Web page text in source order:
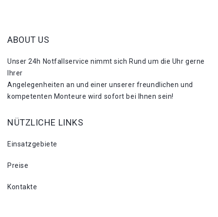
ABOUT US
Unser 24h Notfallservice nimmt sich Rund um die Uhr gerne
Ihrer
Angelegenheiten an und einer unserer freundlichen und
kompetenten Monteure wird sofort bei Ihnen sein!
NÜTZLICHE LINKS
Einsatzgebiete
Preise
Kontakte